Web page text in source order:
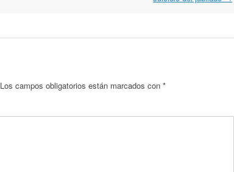
Los campos obligatorios están marcados con *